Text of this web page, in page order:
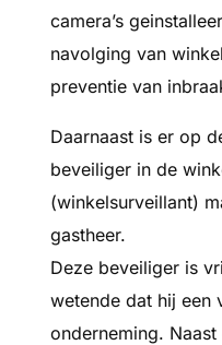
camera’s
navolging van
preventie van
Daarnaast is er op
beveiliger in de
(winkelsurveillant)
gastheer.
Deze beveiliger is
wetende dat hij een
onderneming.